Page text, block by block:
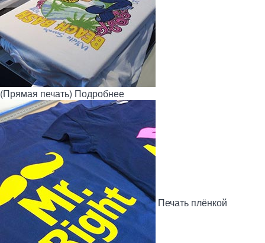
(Прямая печать) Подробнее
Печать плёнкой